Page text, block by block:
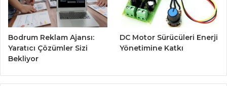
Bodrum Reklam Ajansı:
Yaratıcı Çözümler Sizi
Bekliyor
DC Motor Sürücüleri Enerji
Yönetimine Katkı